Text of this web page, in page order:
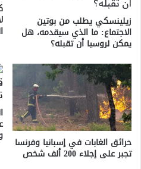
زيلينسكي يطلب من بوتين
الاجتماع: ما الذي سيقدمه، هل
يمكن لروسيا أن تقبله؟
حرائق الغابات في إسبانيا وفرنسا
تجبر على إجلاء 200 ألف شخص